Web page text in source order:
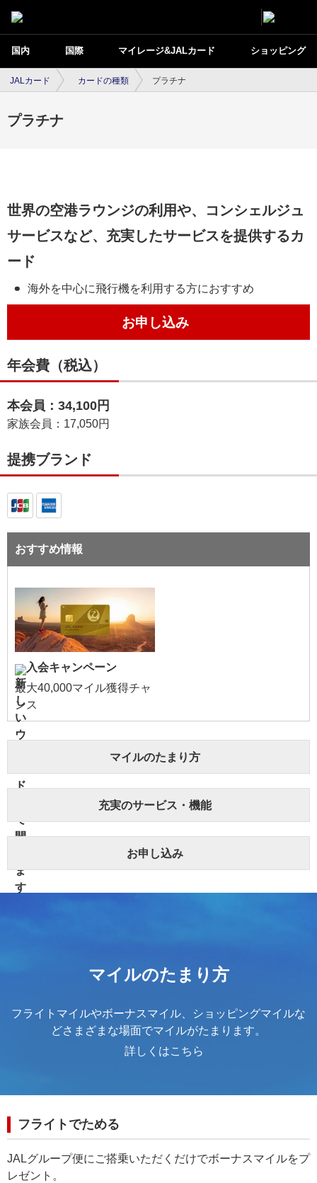
国内 国際 マイレージ&JALカード ショッピング
JALカード カードの種類 プラチナ
プラチナ
世界の空港ラウンジの利用や、コンシェルジュ
サービスなど、充実したサービスを提供するカ
ード
海外を中心に飛行機を利用する方におすすめ
お申し込み
年会費（税込）
本会員：34,100円
家族会員：17,050円
提携ブランド
おすすめ情報
入会キャンペーン
最大40,000マイル獲得チャ
ンス
マイルのたまり方
充実のサービス・機能
お申し込み
マイルのたまり方
フライトマイルやボーナスマイル、ショッピングマイルな
どさまざまな場面でマイルがたまります。
詳しくはこちら
フライトでためる
JALグループ便にご搭乗いただくだけでボーナスマイルをプ
レゼント。